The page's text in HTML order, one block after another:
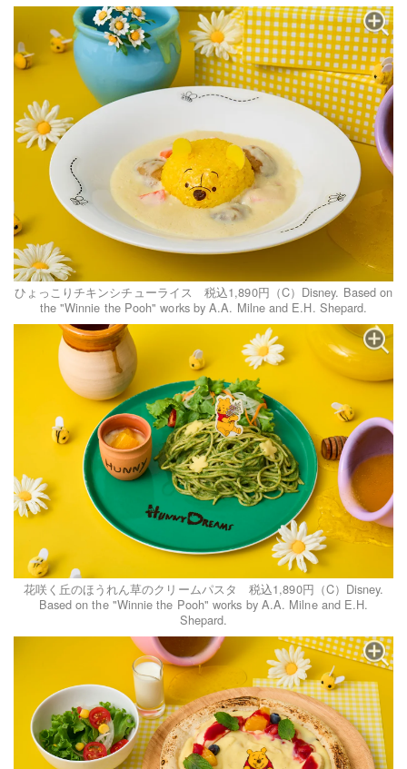
ひょっこりチキンシチューライス 税込1,890円（C）Disney. Based on
the "Winnie the Pooh" works by A.A. Milne and E.H. Shepard.
花咲く丘のほうれん草のクリームパスタ 税込1,890円（C）Disney.
Based on the "Winnie the Pooh" works by A.A. Milne and E.H.
Shepard.